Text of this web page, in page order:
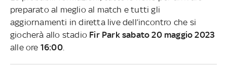
preparato al meglio al match e tutti gli
aggiornamenti in diretta live dell’incontro che si
giocherà allo stadio Fir Park sabato 20 maggio 2023
alle ore 16:00.